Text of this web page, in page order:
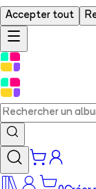
Accepter tout